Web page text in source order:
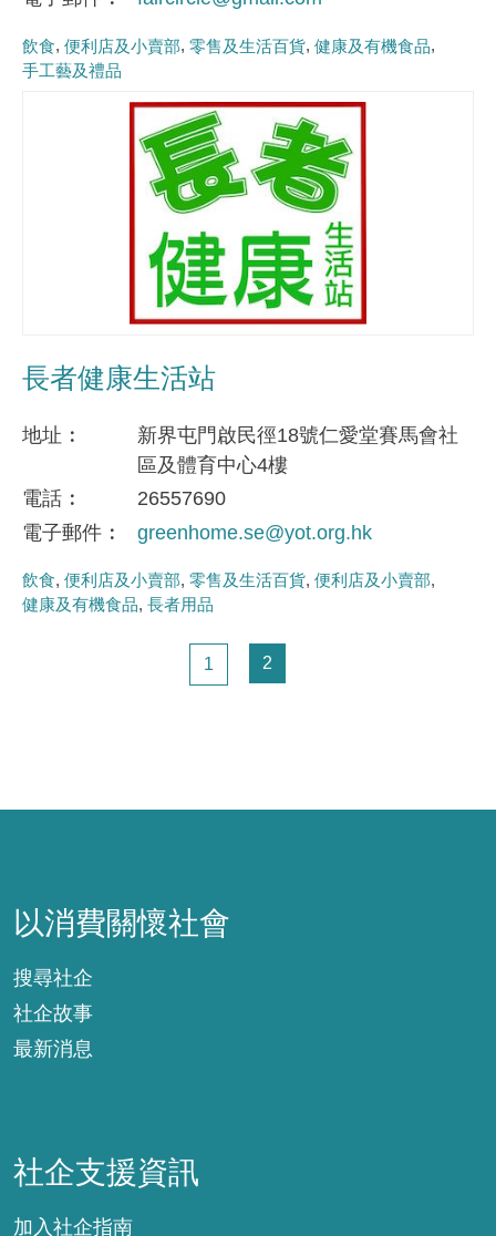
飲食 便利店及小賣部 零售及生活百貨 健康及有機食品
手工藝及禮品
長者健康生活站
地址
新界屯門啟民徑18號仁愛堂賽馬會社
區及體育中心4樓
電話
26557690
電子郵件
greenhome.se@yot.org.hk
飲食 便利店及小賣部 零售及生活百貨 便利店及小賣部
健康及有機食品 長者用品
頁面
1 頁面
2
以消費關懷社會
搜尋社企
社企故事
最新消息
社企支援資訊
加入社企指南